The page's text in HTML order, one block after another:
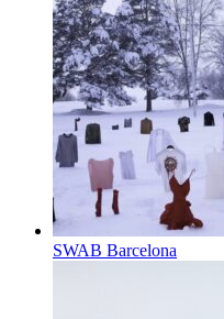
SWAB Barcelona